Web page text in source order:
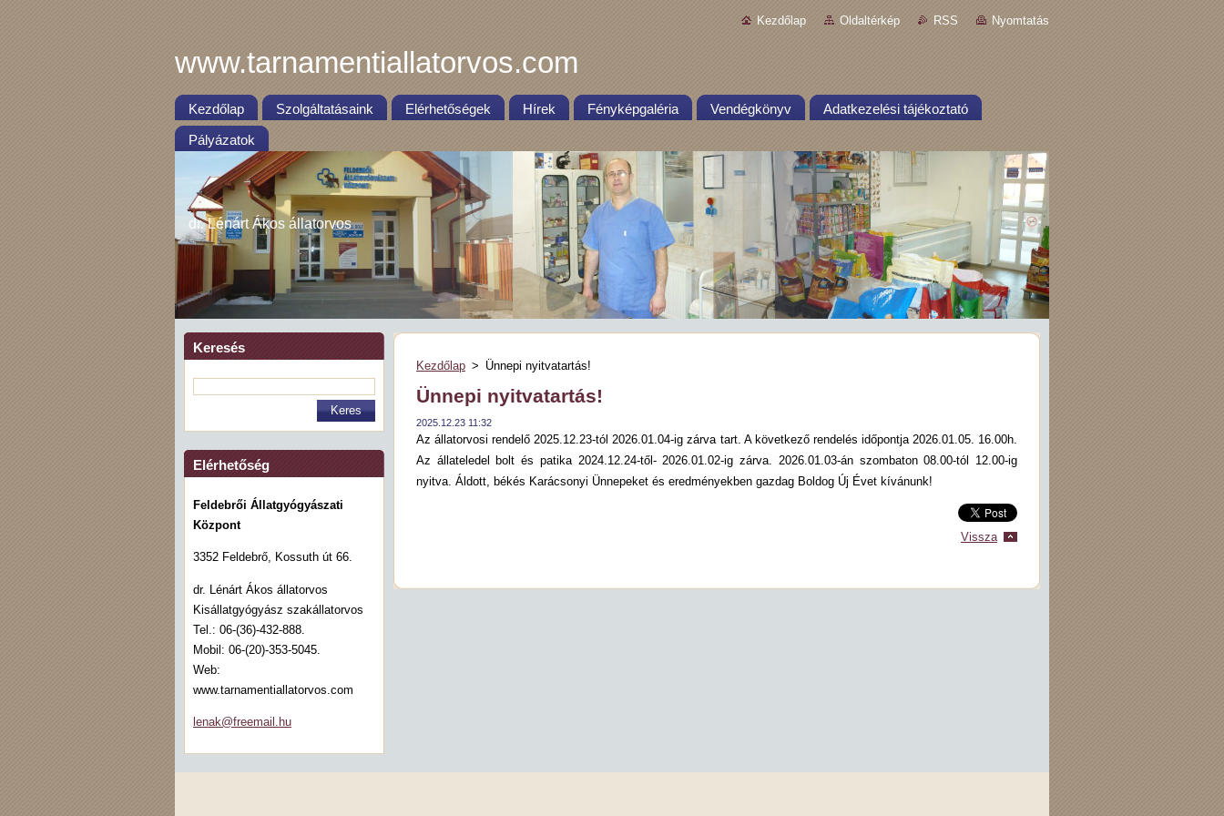
Kezdőlap Oldaltérkép RSS Nyomtatás
www.tarnamentiallatorvos.com
Kezdőlap Szolgáltatásaink Elérhetőségek Hírek Fényképgaléria Vendégkönyv Adatkezelési tájékoztató
Pályázatok
dr. Lénárt Ákos állatorvos
Keresés
Elérhetőség
Feldebrői Állatgyógyászati
Központ
3352 Feldebrő, Kossuth út 66.
dr. Lénárt Ákos állatorvos
Kisállatgyógyász szakállatorvos
Tel.: 06-(36)-432-888.
Mobil: 06-(20)-353-5045.
Web:
www.tarnamentiallatorvos.com
lenak@freemail.hu
Kezdőlap > Ünnepi nyitvatartás!
Ünnepi nyitvatartás!
2025.12.23 11:32
Az állatorvosi rendelő 2025.12.23-tól 2026.01.04-ig zárva tart. A következő rendelés időpontja 2026.01.05. 16.00h.
Az állateledel bolt és patika 2024.12.24-től- 2026.01.02-ig zárva. 2026.01.03-án szombaton 08.00-tól 12.00-ig
nyitva. Áldott, békés Karácsonyi Ünnepeket és eredményekben gazdag Boldog Új Évet kívánunk!
Vissza